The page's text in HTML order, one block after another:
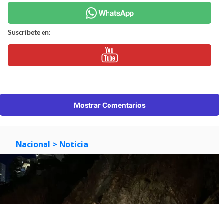
Suscríbete en:
Mostrar Comentarios
Nacional > Noticia